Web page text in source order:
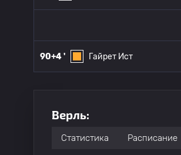
90+4 ' Гайрет Ист
Верль:
Статистика Расписание